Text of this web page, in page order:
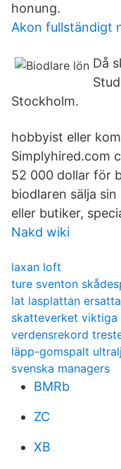
honung.
Akon fullständigt
Då
Stockholm.
hobbyist eller
Simplyhired.com
52 000 dollar för
biodlaren sälja
eller butiker,
Nakd wiki
laxan loft
ture sventon
lat lasplattan
skatteverket
verdensrekord
läpp-gomspalt
svenska managers
BMRb
ZC
XB